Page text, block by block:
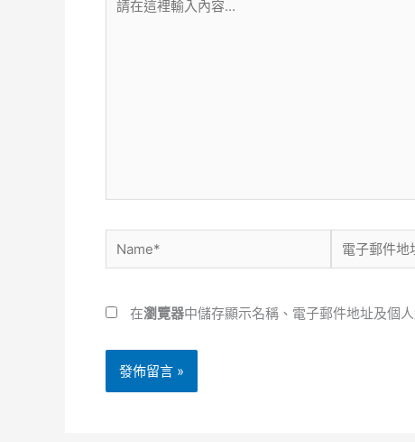
在
Name*
子
件
在瀏覽器中儲存顯示名稱、電子郵件地址及個